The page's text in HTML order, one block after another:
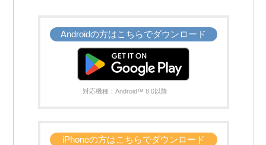
Androidの方はこちらでダウンロード
対応機種：Android™ 8.0以降
iPhoneの方はこちらでダウンロード